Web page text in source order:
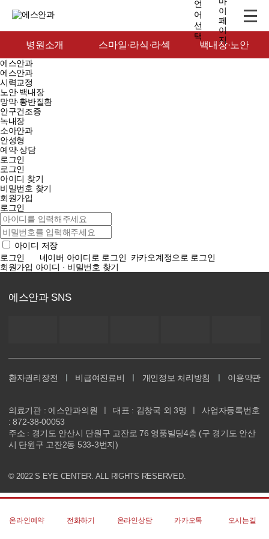
병원소개 스마일·라식·라섹 백내장·노안
에스안과
에스안과
시력교정
노안·백내장
망막·황반질환
안구건조증
녹내장
소아안과
안성형
예약·상담
로그인
로그인
아이디 찾기
비밀번호 찾기
회원가입
로그인
아이디 저장
로그인
네이버 아이디로 로그인
카카오계정으로 로그인
회원가입 아이디 · 비밀번호 찾기
에스안과 SNS
환자권리장전 비급여진료비 개인정보 처리방침 이용약관
의료기관 : 에스안과의원 대표 : 김창국 외 3명
사업자등록번호
: 872-38-00053
주소 : 경기도 안산시 단원구 고잔로 76 영풍빌딩4층 (구 경기도 안산
시 단원구 고잔2동 533-3번지)
© 2022 S EYE CENTER. ALL RIGHTS RESERVED.
온라인예약 전화하기 온라인상담 카카오톡 오시는길